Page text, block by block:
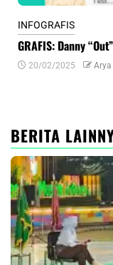
INFOGRAFIS
GRAFIS: Danny
20/02/2025
BERITA